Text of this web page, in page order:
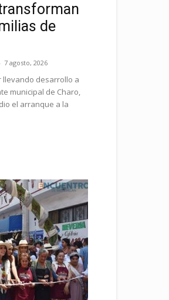
de
- 7 agosto, 2026
llevando desarrollo a
municipal de Charo,
el arranque a la